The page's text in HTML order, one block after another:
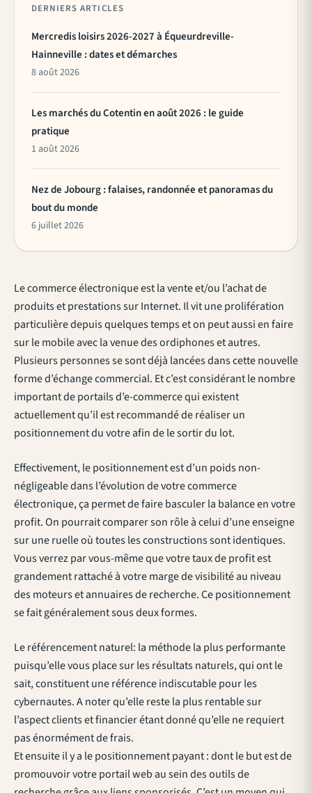
Le commerce électronique est la vente et/ou l’achat de
produits et prestations sur Internet. Il vit une prolifération
particulière depuis quelques temps et on peut aussi en faire
sur le mobile avec la venue des ordiphones et autres.
Plusieurs personnes se sont déjà lancées dans cette nouvelle
forme d’échange commercial. Et c’est considérant le nombre
important de portails d’e-commerce qui existent
actuellement qu’il est recommandé de réaliser un
positionnement du votre afin de le sortir du lot.
Effectivement, le positionnement est d’un poids non-
négligeable dans l’évolution de votre commerce
électronique, ça permet de faire basculer la balance en votre
profit. On pourrait comparer son rôle à celui d’une enseigne
sur une ruelle où toutes les constructions sont identiques.
Vous verrez par vous-même que votre taux de profit est
grandement rattaché à votre marge de visibilité au niveau
des moteurs et annuaires de recherche. Ce positionnement
se fait généralement sous deux formes.
Le référencement naturel: la méthode la plus performante
puisqu’elle vous place sur les résultats naturels, qui ont le
sait, constituent une référence indiscutable pour les
cybernautes. A noter qu’elle reste la plus rentable sur
l’aspect clients et financier étant donné qu’elle ne requiert
pas énormément de frais.
Et ensuite il y a le positionnement payant : dont le but est de
promouvoir votre portail web au sein des outils de
DERNIERS ARTICLES
Mercredis loisirs 2026-2027 à Équeurdreville-
Hainneville : dates et démarches
8 août 2026
Les marchés du Cotentin en août 2026 : le guide
pratique
1 août 2026
Nez de Jobourg : falaises, randonnée et panoramas du
bout du monde
6 juillet 2026